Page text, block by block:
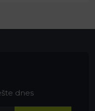
dnes